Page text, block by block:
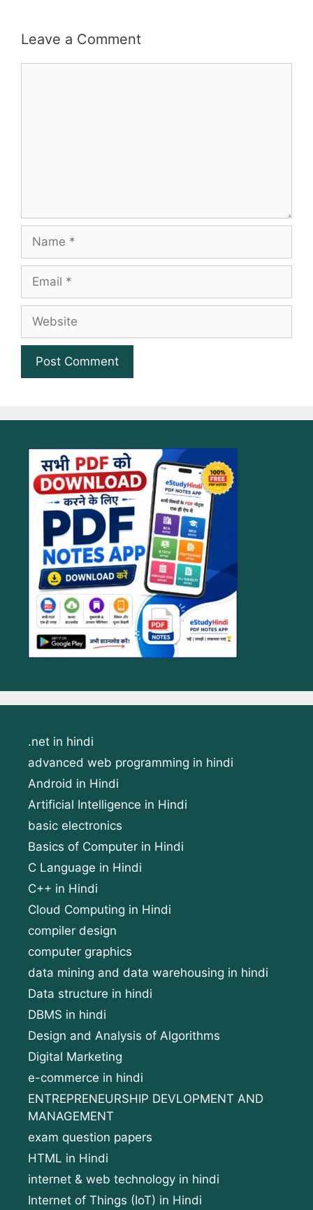
Leave a Comment
Name
Email
Website
.net in hindi
advanced web programming in hindi
Android in Hindi
Artificial Intelligence in Hindi
basic electronics
Basics of Computer in Hindi
C Language in Hindi
C++ in Hindi
Cloud Computing in Hindi
compiler design
computer graphics
data mining and data warehousing in hindi
Data structure in hindi
DBMS in hindi
Design and Analysis of Algorithms
Digital Marketing
e-commerce in hindi
ENTREPRENEURSHIP DEVLOPMENT AND
MANAGEMENT
exam question papers
HTML in Hindi
internet & web technology in hindi
Internet of Things (IoT) in Hindi